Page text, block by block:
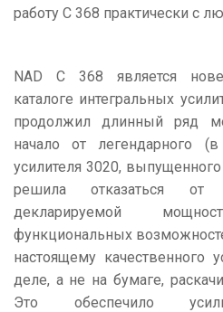
работу C 368 практически с
NAD C 368 является
каталоге интегральных
продолжил длинный ряд
начало от легендарного
усилителя 3020,
решила отказаться
декларируемой
функциональных
настоящему качественного
деле, а не на бумаге,
Это обеспечило